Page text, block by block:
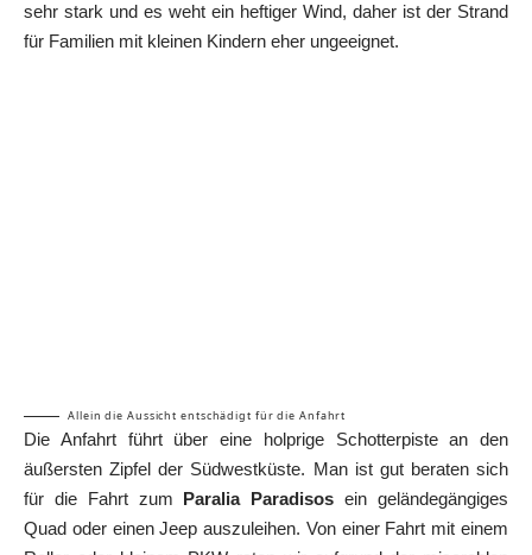
sehr stark und es weht ein heftiger Wind, daher ist der Strand
für Familien mit kleinen Kindern eher ungeeignet.
Allein die Aussicht entschädigt für die Anfahrt
Die Anfahrt führt über eine holprige Schotterpiste an den
äußersten Zipfel der Südwestküste. Man ist gut beraten sich
für die Fahrt zum Paralia Paradisos ein geländegängiges
Quad oder einen Jeep auszuleihen. Von einer Fahrt mit einem